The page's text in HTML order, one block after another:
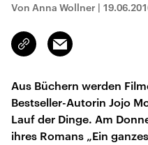
Von Anna Wollner |
Link
kopieren/teilen
Email
Aus Büchern werden
Bestseller-Autorin Jojo
Lauf der Dinge. Am
ihres Romans „Ein